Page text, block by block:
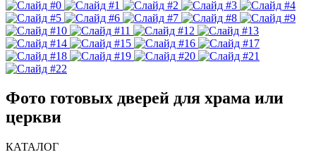
Фото готовых дверей для храма или
церкви
КАТАЛОГ